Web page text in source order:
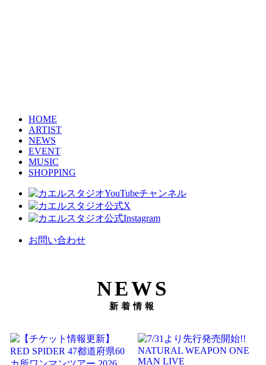
HOME
ARTIST
NEWS
EVENT
MUSIC
SHOPPING
お問い合わせ
NEWS
新着情報